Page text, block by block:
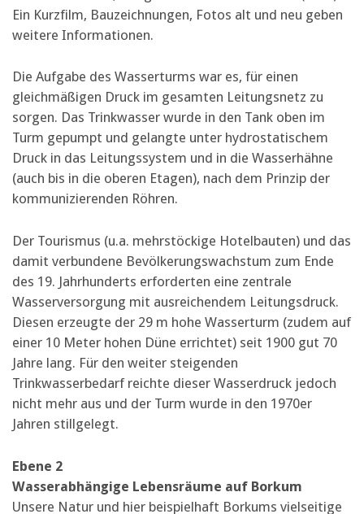
Ein Kurzfilm, Bauzeichnungen, Fotos alt und neu geben
weitere Informationen.
Die Aufgabe des Wasserturms war es, für einen
gleichmäßigen Druck im gesamten Leitungsnetz zu
sorgen. Das Trinkwasser wurde in den Tank oben im
Turm gepumpt und gelangte unter hydrostatischem
Druck in das Leitungssystem und in die Wasserhähne
(auch bis in die oberen Etagen), nach dem Prinzip der
kommunizierenden Röhren.
Der Tourismus (u.a. mehrstöckige Hotelbauten) und das
damit verbundene Bevölkerungswachstum zum Ende
des 19. Jahrhunderts erforderten eine zentrale
Wasserversorgung mit ausreichendem Leitungsdruck.
Diesen erzeugte der 29 m hohe Wasserturm (zudem auf
einer 10 Meter hohen Düne errichtet) seit 1900 gut 70
Jahre lang. Für den weiter steigenden
Trinkwasserbedarf reichte dieser Wasserdruck jedoch
nicht mehr aus und der Turm wurde in den 1970er
Jahren stillgelegt.
Ebene 2
Wasserabhängige Lebensräume auf Borkum
Unsere Natur und hier beispielhaft Borkums vielseitige